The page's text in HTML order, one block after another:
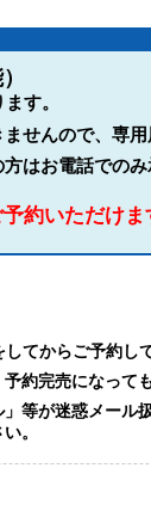
す。
せんので、専用
はお電話での
約いただけま
てからご予約して
約完売になって
等が迷惑メール
。